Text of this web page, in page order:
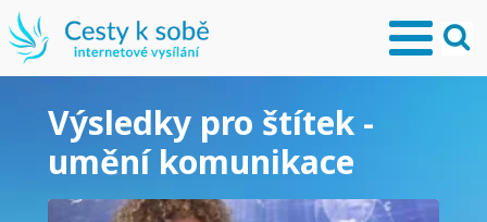
Výsledky pro štítek -
umění komunikace